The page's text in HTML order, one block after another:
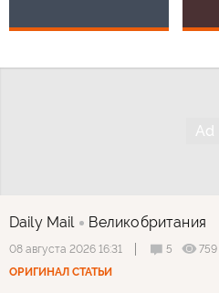
Daily Mail Великобритания
08 августа 2026 16:31 5
759
ОРИГИНАЛ СТАТЬИ